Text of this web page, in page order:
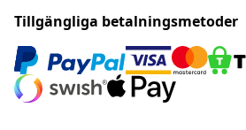
Tillgängliga betalningsmetoder